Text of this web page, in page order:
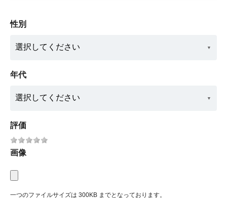
性別
年代
評価
画像
一つのファイルサイズは 300KB までとなっております。